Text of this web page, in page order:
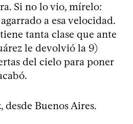
Si no lo vio, mírelo:
a esa velocidad.
tanta clase que ante
le devolvió la 9)
del cielo para poner
desde Buenos Aires.